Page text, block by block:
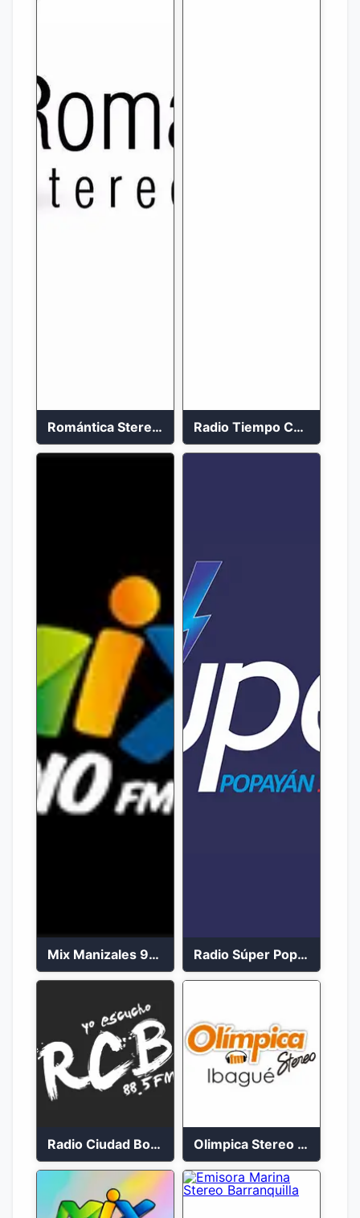
Romántica Stereo 88.1 FM Radio Tiempo Cali En Vivo 2023
Mix Manizales 95.1 FM en Vivo Radio Súper Popayán en vivo 2023
Radio Ciudad Bolívar 88.5 FM Olimpica Stereo Ibagué 94.3 FM